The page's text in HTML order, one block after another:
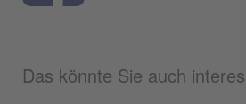
Das könnte Sie auch